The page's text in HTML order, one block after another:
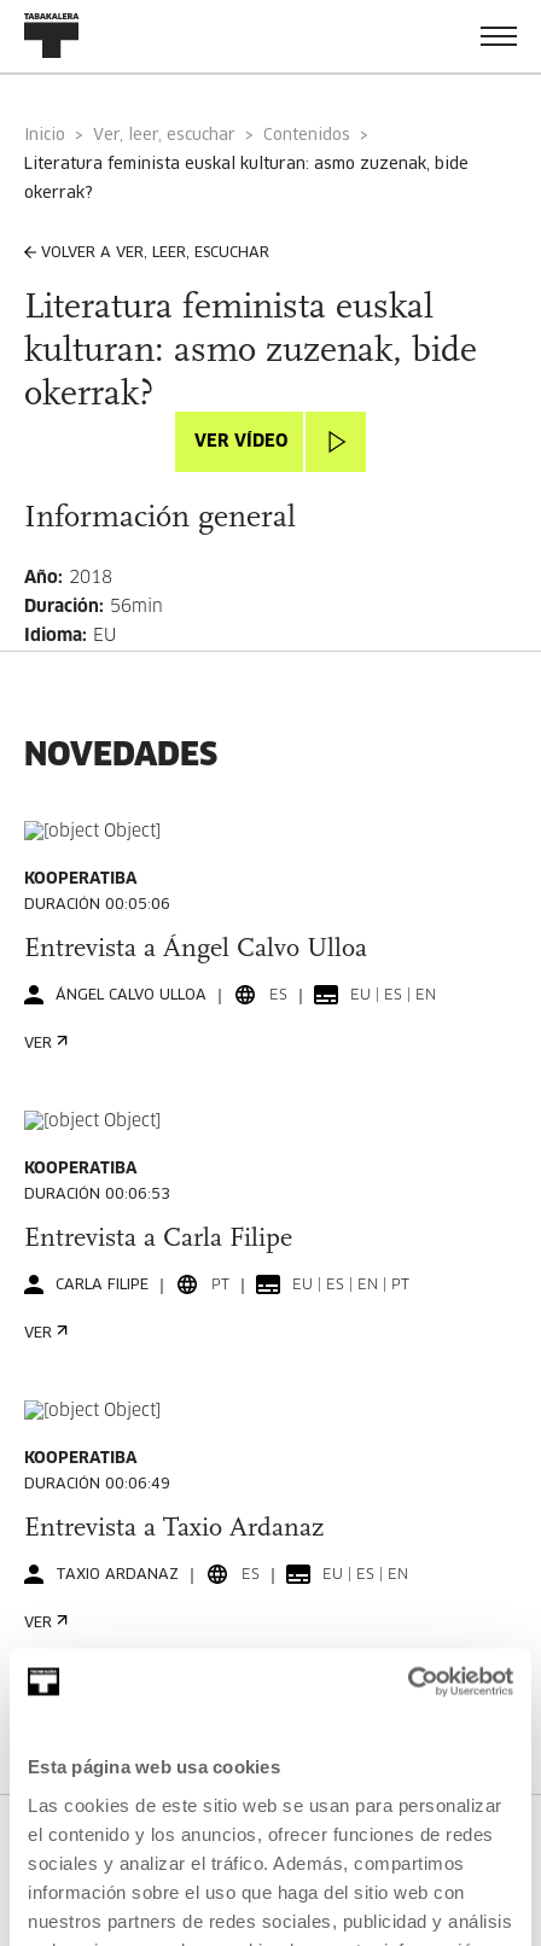
Esta página web usa cookies
Las cookies de este sitio web se usan para personalizar
el contenido y los anuncios, ofrecer funciones de redes
sociales y analizar el tráfico. Además, compartimos
información sobre el uso que haga del sitio web con
nuestros partners de redes sociales, publicidad y análisis
Inicio Ver, leer, escuchar
Contenidos
literatura feminista euskal kulturan: asmo zuzenak, bide
okerrak?
VOLVER A VER, LEER, ESCUCHAR
Literatura feminista euskal
kulturan: asmo zuzenak, bide
okerrak?
VER VÍDEO
Información general
Año: 2018
Duración: 56min
Idioma: EU
NOVEDADES
KOOPERATIBA
DURACIÓN 00:05:06
Entrevista a Ángel Calvo Ulloa
ÁNGEL CALVO ULLOA ES EU | ES | EN
VER
KOOPERATIBA
DURACIÓN 00:06:53
Entrevista a Carla Filipe
CARLA FILIPE PT EU | ES | EN | PT
VER
KOOPERATIBA
DURACIÓN 00:06:49
Entrevista a Taxio Ardanaz
TAXIO ARDANAZ ES EU | ES | EN
VER
PRÓXIMOS DIRECTOS